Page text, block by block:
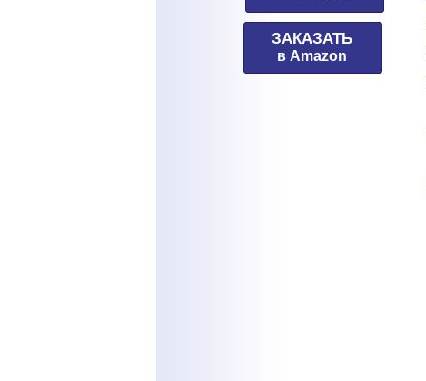
ЗАКАЗАТЬ
в Amazon